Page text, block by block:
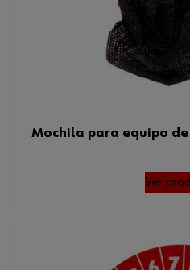
Mochila para equipo
Ver